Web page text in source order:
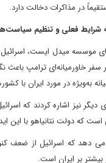
در مذاکرات دخالت دارد.
موسسه میدل ایست، اسرائیل
سفر خاورمیانه‌ای ترامپ
به‌ویژه در مورد ایران با
دیگر نیز اشاره کردند که
که دولت نتانیاهو با این
می دهد که اسرائیل از ضعف
بر ایران است.